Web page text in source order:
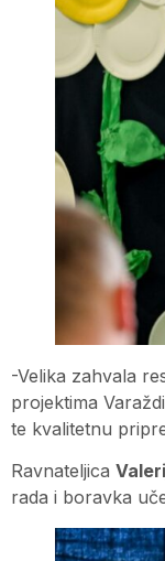
-Velika zahvala
projektima
te kvalitetnu
Ravnateljica
rada i boravka